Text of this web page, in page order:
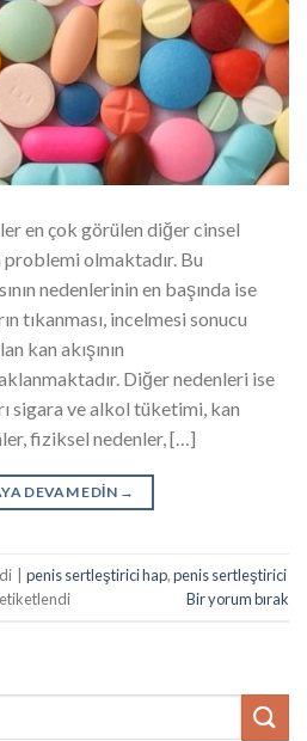
en çok görülen diğer cinsel
olmaktadır. Bu
nedenlerinin en başında ise
tıkanması, incelmesi sonucu
kan akışının
Diğer nedenleri ise
sigara ve alkol tüketimi, kan
fiziksel nedenler, […]
DEVAM EDIN →
penis sertleştirici hap,penis sertleştirici
etiketlendi Bir yorum bırak